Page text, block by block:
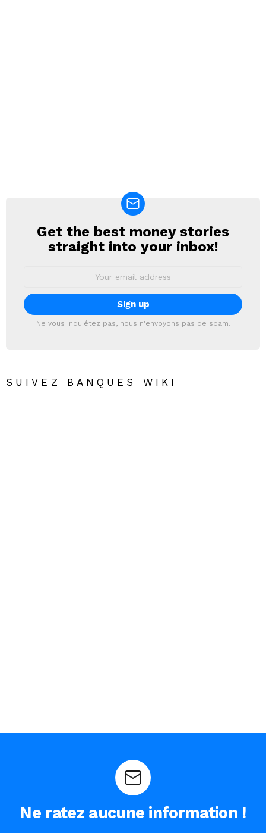
NEWSLETTER
Get the best money stories
straight into your inbox!
Ne vous inquiétez pas, nous n'envoyons pas de spam.
SUIVEZ BANQUES WIKI
Ne ratez aucune information !